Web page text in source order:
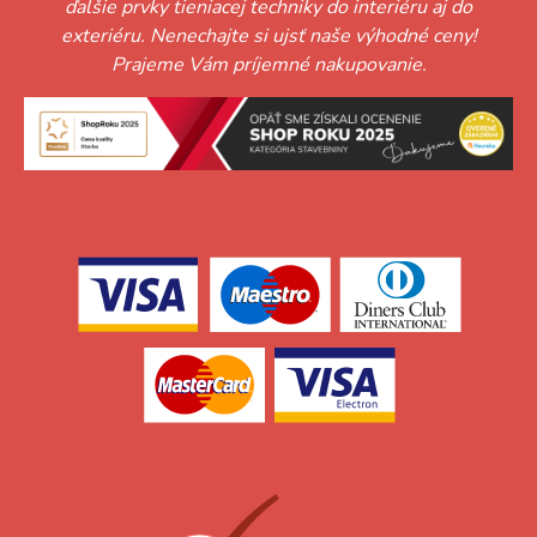
ďalšie prvky tieniacej techniky do interiéru aj do
exteriéru. Nenechajte si ujsť naše výhodné ceny!
Prajeme Vám príjemné nakupovanie.